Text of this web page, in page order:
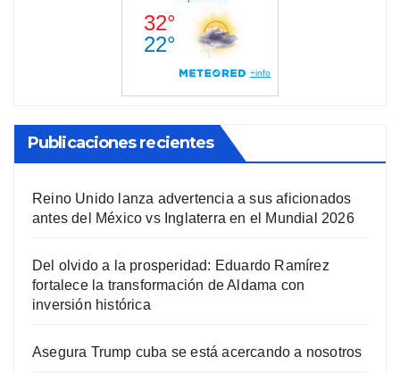
Publicaciones recientes
Reino Unido lanza advertencia a sus aficionados
antes del México vs Inglaterra en el Mundial 2026
Del olvido a la prosperidad: Eduardo Ramírez
fortalece la transformación de Aldama con
inversión histórica
Asegura Trump cuba se está acercando a nosotros